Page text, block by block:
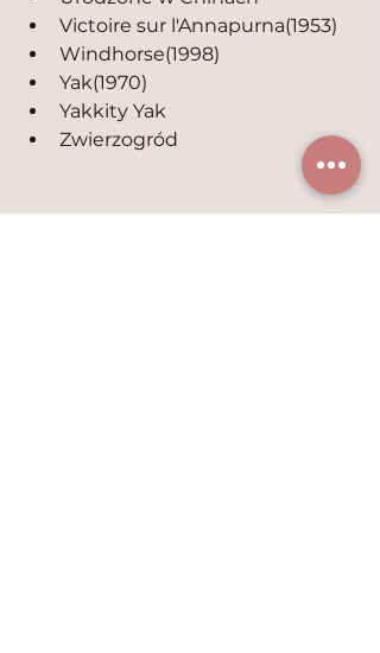
Victoire sur l'Annapurna(1953)
Windhorse(1998)
Yak(1970)
Yakkity Yak
Zwierzogród